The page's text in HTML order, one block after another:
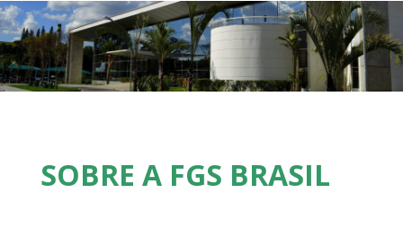
SOBRE A FGS BRASIL